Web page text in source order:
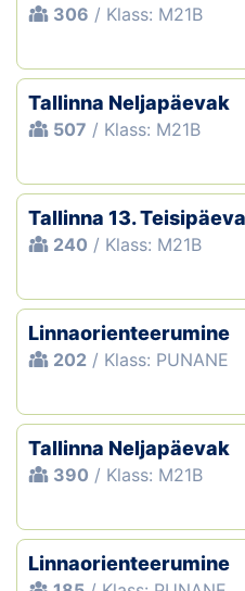
306 / Klass: M21B
Tallinna Neljapäevak
507 / Klass: M21B
Tallinna 13.
240 / Klass: M21B
Linnaorienteerumine
202 / Klass: PUNANE
Tallinna Neljapäevak
390 / Klass: M21B
Linnaorienteerumine